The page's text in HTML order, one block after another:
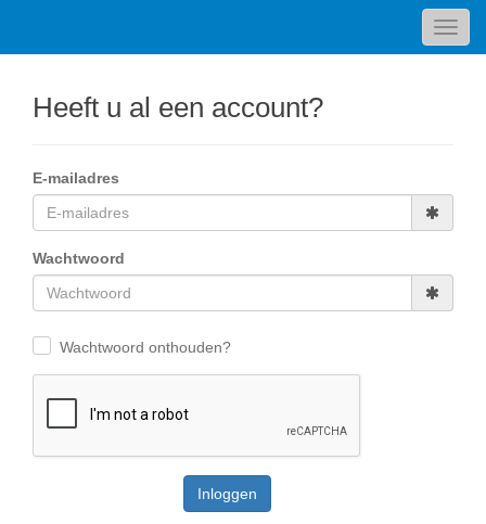
Heeft u al een account?
E-mailadres
Wachtwoord
Wachtwoord onthouden?